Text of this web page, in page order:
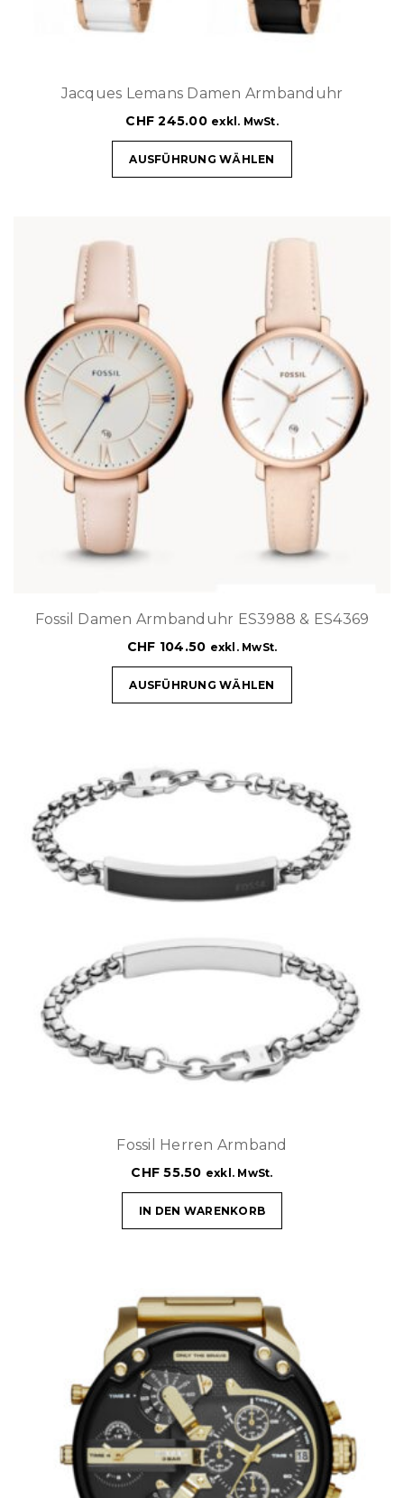
Jacques Lemans Damen Armbanduhr
CHF 245.00 exkl. MwSt.
AUSFÜHRUNG WÄHLEN
Fossil Damen Armbanduhr ES3988 & ES4369
CHF 104.50 exkl. MwSt.
AUSFÜHRUNG WÄHLEN
Fossil Herren Armband
CHF 55.50 exkl. MwSt.
IN DEN WARENKORB